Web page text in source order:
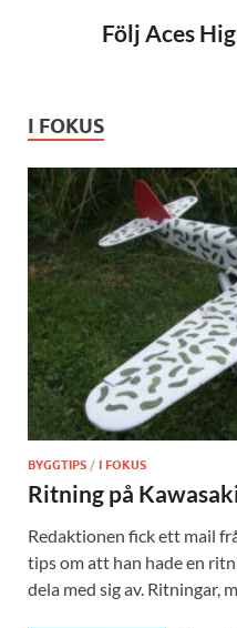
Följ Aces
I FOKUS
BYGGTIPS / I FOKUS
Ritning på
Redaktionen fick ett mail
tips om att han hade en
dela med sig av. Ritningar,